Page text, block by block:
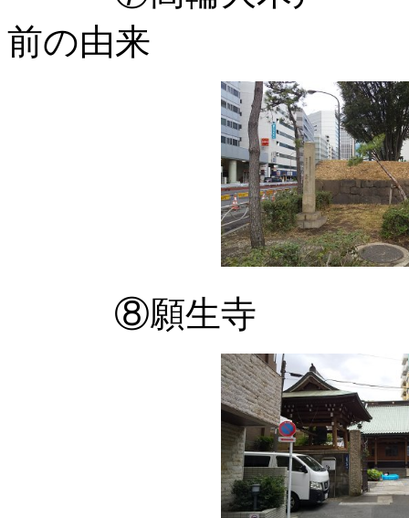
前の由来
⑧願生寺 牛が